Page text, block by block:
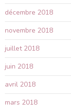
décembre 2018
novembre 2018
juillet 2018
juin 2018
avril 2018
mars 2018